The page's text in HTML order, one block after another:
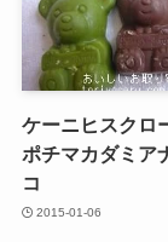
ケーニヒスクロ
ポチマカダミア
コ
2015-01-06